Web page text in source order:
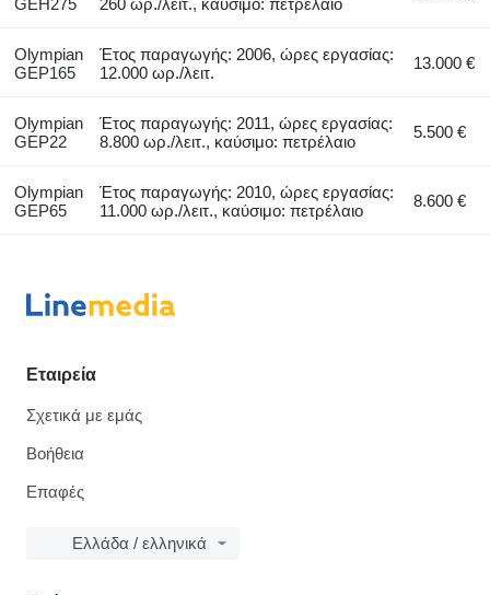
GEH275
260 ωρ./λειτ., καύσιμο: πετρέλαιο
Olympian
GEP165
Έτος παραγωγής: 2006, ώρες εργασίας:
12.000 ωρ./λειτ.
13.000 €
Olympian
GEP22
Έτος παραγωγής: 2011, ώρες εργασίας:
8.800 ωρ./λειτ., καύσιμο: πετρέλαιο
5.500 €
Olympian
GEP65
Έτος παραγωγής: 2010, ώρες εργασίας:
11.000 ωρ./λειτ., καύσιμο: πετρέλαιο
8.600 €
Εταιρεία
Σχετικά με εμάς
Βοήθεια
Επαφές
Ελλάδα / ελληνικά